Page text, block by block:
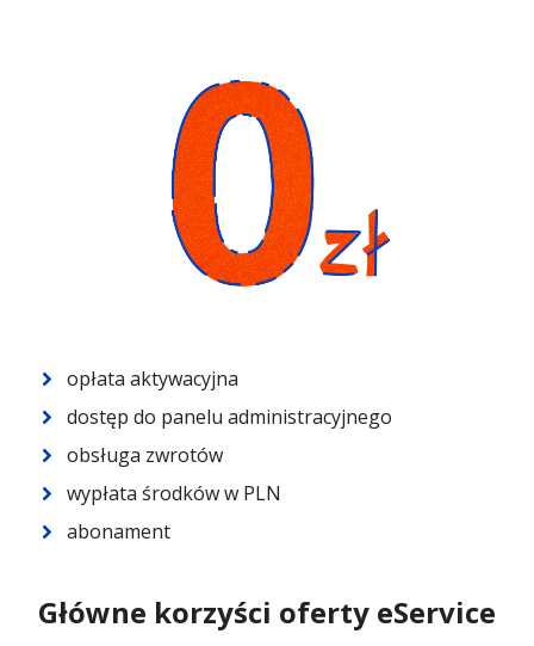
opłata aktywacyjna
dostęp do panelu administracyjnego
obsługa zwrotów
wypłata środków w PLN
abonament
Główne korzyści oferty eService